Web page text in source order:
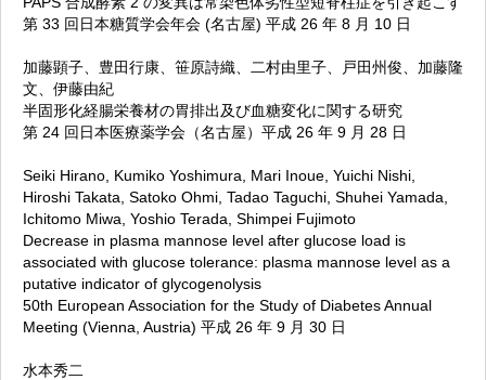
第 33 回日本糖質学会年会 (名古屋) 平成 26 年 8 月 10 日
加藤顕子、豊田行康、笹原詩織、二村由里子、戸田州俊、加藤隆
文、伊藤由紀
半固形化経腸栄養材の胃排出及び血糖変化に関する研究
第 24 回日本医療薬学会（名古屋）平成 26 年 9 月 28 日
Seiki Hirano, Kumiko Yoshimura, Mari Inoue, Yuichi Nishi,
Hiroshi Takata, Satoko Ohmi, Tadao Taguchi, Shuhei Yamada,
Ichitomo Miwa, Yoshio Terada, Shimpei Fujimoto
Decrease in plasma mannose level after glucose load is
associated with glucose tolerance: plasma mannose level as a
putative indicator of glycogenolysis
50th European Association for the Study of Diabetes Annual
Meeting (Vienna, Austria) 平成 26 年 9 月 30 日
水本秀二